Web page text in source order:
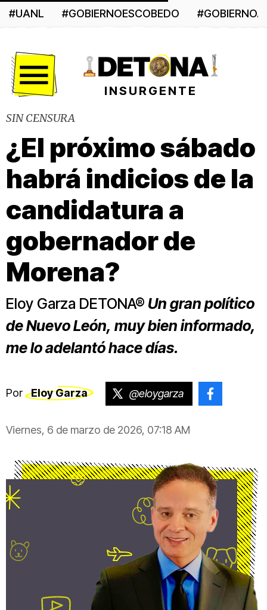
#UANL #GOBIERNOESCOBEDO
INSURGENTE
SIN CENSURA
¿El próximo sábado
habrá indicios de la
candidatura a
gobernador de
Morena?
Eloy Garza DETONA® Un gran político
de Nuevo León, muy bien informado,
me lo adelantó hace días.
Por Eloy Garza @eloygarza
Viernes, 6 de marzo de 2026, 07:18 AM